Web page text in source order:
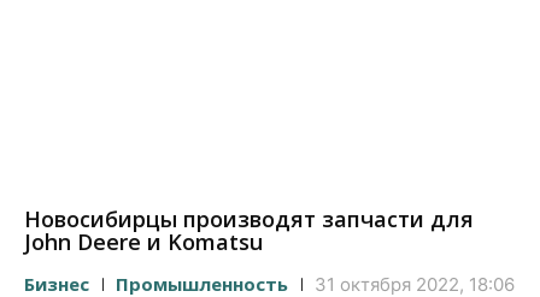
Новосибирцы производят запчасти для
John Deere и Komatsu
Бизнес Промышленность 31 октября 2022, 18:06